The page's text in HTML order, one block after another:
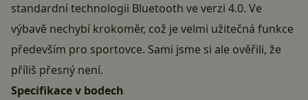
standardní technologii Bluetooth ve verzi 4.0. Ve
výbavě nechybí krokoměr, což je velmi užitečná funkce
především pro sportovce. Sami jsme si ale ověřili, že
příliš přesný není.
Specifikace v bodech